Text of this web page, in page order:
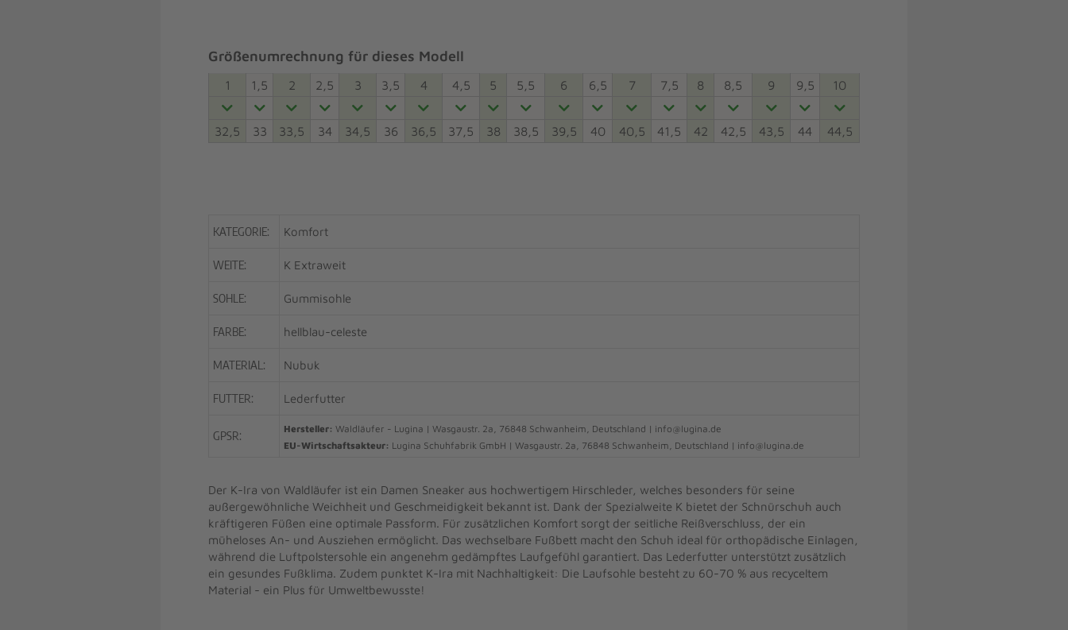
Größenumrechnung für dieses Modell
1 1,5 2 2,5 3 3,5 4 4,5 5 5,5 6 6,5 7 7,5 8 8,5 9 9,5 10
32,5 33 33,5 34 34,5 36 36,5 37,5 38 38,5 39,5 40 40,5 41,5 42 42,5 43,5 44 44,5
KATEGORIE: Komfort
WEITE: K Extraweit
SOHLE: Gummisohle
FARBE: hellblau-celeste
MATERIAL: Nubuk
FUTTER: Lederfutter
GPSR: Hersteller: Waldläufer - Lugina | Wasgaustr. 2a, 76848 Schwanheim, Deutschland | info@lugina.de
EU-Wirtschaftsakteur: Lugina Schuhfabrik GmbH | Wasgaustr. 2a, 76848 Schwanheim, Deutschland | info@lugina.de
Der K-Ira von Waldläufer ist ein Damen Sneaker aus hochwertigem Hirschleder, welches besonders für seine
außergewöhnliche Weichheit und Geschmeidigkeit bekannt ist. Dank der Spezialweite K bietet der Schnürschuh auch
kräftigeren Füßen eine optimale Passform. Für zusätzlichen Komfort sorgt der seitliche Reißverschluss, der ein
müheloses An- und Ausziehen ermöglicht. Das wechselbare Fußbett macht den Schuh ideal für orthopädische Einlagen,
während die Luftpolstersohle ein angenehm gedämpftes Laufgefühl garantiert. Das Lederfutter unterstützt zusätzlich
ein gesundes Fußklima. Zudem punktet K-Ira mit Nachhaltigkeit: Die Laufsohle besteht zu 60-70 % aus recyceltem
Material - ein Plus für Umweltbewusste!